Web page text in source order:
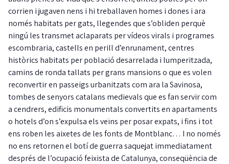
corrien i jugaven nens i hi treballaven homes i dones i ara
només habitats per gats, llegendes que s’obliden perquè
ningú les transmet aclaparats per vídeos virals i programes
escombraria, castells en perill d’enrunament, centres
històrics habitats per població desarrelada i lumperitzada,
camins de ronda tallats per grans mansions o que es volen
reconvertir en passeigs urbanitzats com ara la Savinosa,
tombes de senyors catalans medievals que es fan servir com
a cendrers, edificis monumentals convertits en apartaments
o hotels d’on s’expulsa els veïns per posar expats, i fins i tot
ens roben les aixetes de les fonts de Montblanc… I no només
no ens retornen el botí de guerra saquejat immediatament
després de l’ocupació feixista de Catalunya, conseqüència de